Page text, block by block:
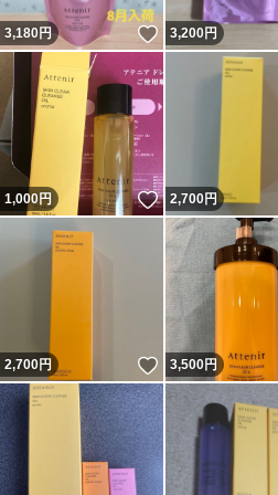
3,180円 いいね！
3,200円
1,000円 いいね！
2,700円
2,700円 いいね！
3,500円